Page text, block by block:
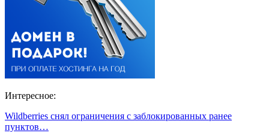
Интересное:
Wildberries снял ограничения с заблокированных ранее
пунктов…